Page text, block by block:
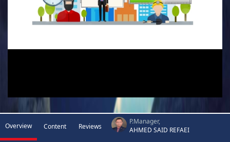
Overview Content Reviews
P.Manager,
AHMED SAID REFAEI